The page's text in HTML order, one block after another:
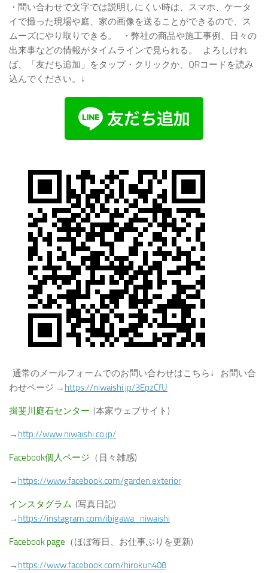
・問い合わせで文字では説明しにくい時は、スマホ、ケータ
イで撮った現場や庭、家の画像を送ることができるので、ス
ムーズにやり取りできる。
・弊社の商品や施工事例、日々の
出来事などの情報がタイムラインで見られる。
よろしけれ
ば、「友だち追加」をタップ・クリックか、QRコードを読み
込んでください。↓
通常のメールフォームでのお問い合わせはこちら↓ お問い合
わせページ → https://niwaishi.jp/3EpzCfU
揖斐川庭石センター (本家ウェブサイト)
→ http://www.niwaishi.co.jp/
Facebook個人ページ （日々雑感)
→ https://www.facebook.com/garden.exterior
インスタグラム (写真日記)
→ https://instagram.com/ibigawa_niwaishi
Facebook page （ほぼ毎日、お仕事ぶりを更新)
→ https://www.facebook.com/hirokun408